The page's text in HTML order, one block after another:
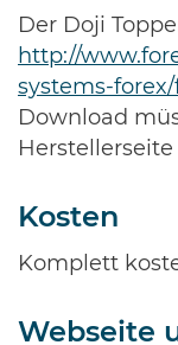
Der Doji
http://
systems-
Download
Kosten
Komplett
Webseite